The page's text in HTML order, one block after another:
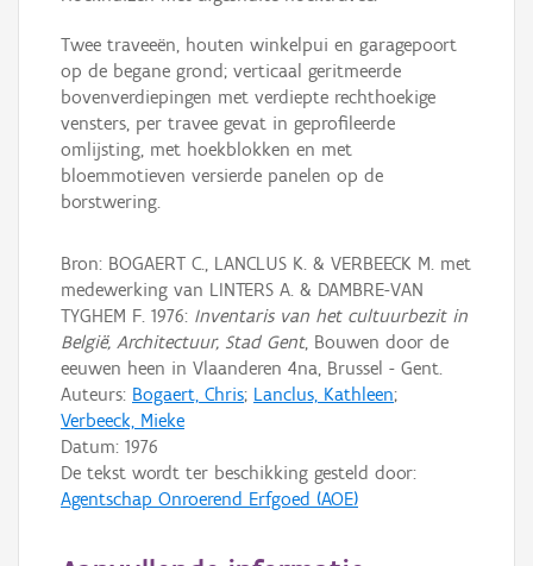
Twee traveeën, houten winkelpui en garagepoort
op de begane grond; verticaal geritmeerde
bovenverdiepingen met verdiepte rechthoekige
vensters, per travee gevat in geprofileerde
omlijsting, met hoekblokken en met
bloemmotieven versierde panelen op de
borstwering.
Bron: BOGAERT C., LANCLUS K. & VERBEECK M. met
medewerking van LINTERS A. & DAMBRE-VAN
TYGHEM F. 1976: Inventaris van het cultuurbezit in
België, Architectuur, Stad Gent, Bouwen door de
eeuwen heen in Vlaanderen 4na, Brussel - Gent.
Auteurs: Bogaert, Chris; Lanclus, Kathleen;
Verbeeck, Mieke
Datum: 1976
De tekst wordt ter beschikking gesteld door:
Agentschap Onroerend Erfgoed (AOE)